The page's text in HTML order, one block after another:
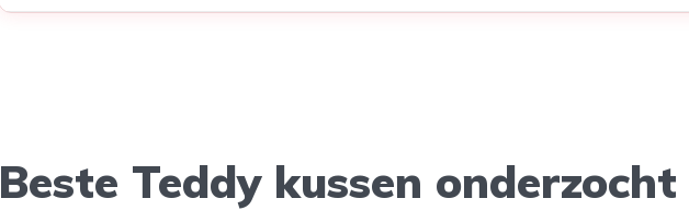
Beste Teddy kussen onderzocht